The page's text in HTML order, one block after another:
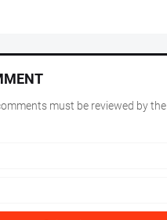
must be reviewed by the